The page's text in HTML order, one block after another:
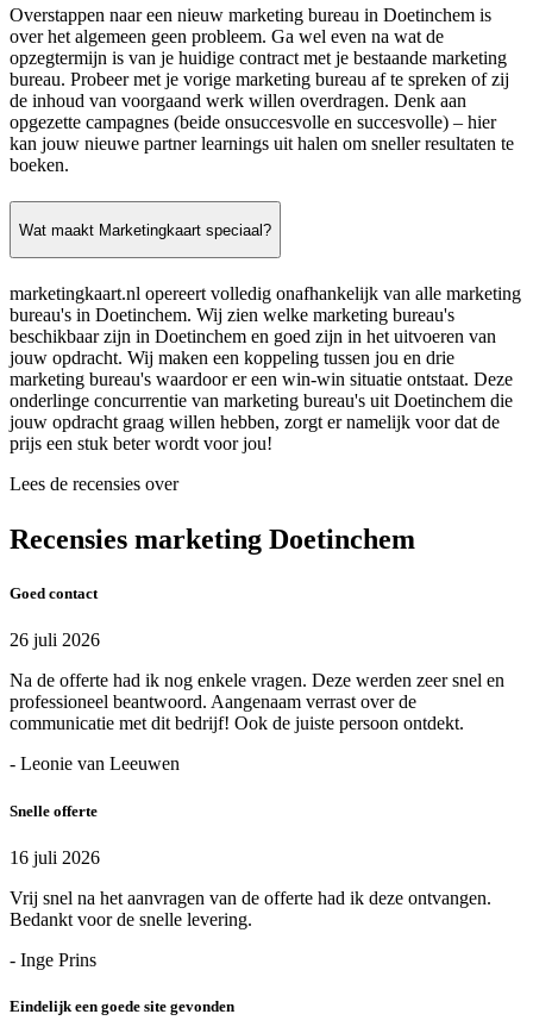
Overstappen naar een nieuw marketing bureau in Doetinchem is
over het algemeen geen probleem. Ga wel even na wat de
opzegtermijn is van je huidige contract met je bestaande marketing
bureau. Probeer met je vorige marketing bureau af te spreken of zij
de inhoud van voorgaand werk willen overdragen. Denk aan
opgezette campagnes (beide onsuccesvolle en succesvolle) – hier
kan jouw nieuwe partner learnings uit halen om sneller resultaten te
boeken.
Wat maakt Marketingkaart speciaal?
marketingkaart.nl opereert volledig onafhankelijk van alle marketing
bureau's in Doetinchem. Wij zien welke marketing bureau's
beschikbaar zijn in Doetinchem en goed zijn in het uitvoeren van
jouw opdracht. Wij maken een koppeling tussen jou en drie
marketing bureau's waardoor er een win-win situatie ontstaat. Deze
onderlinge concurrentie van marketing bureau's uit Doetinchem die
jouw opdracht graag willen hebben, zorgt er namelijk voor dat de
prijs een stuk beter wordt voor jou!
Lees de recensies over
Recensies marketing Doetinchem
Goed contact
26 juli 2026
Na de offerte had ik nog enkele vragen. Deze werden zeer snel en
professioneel beantwoord. Aangenaam verrast over de
communicatie met dit bedrijf! Ook de juiste persoon ontdekt.
- Leonie van Leeuwen
Snelle offerte
16 juli 2026
Vrij snel na het aanvragen van de offerte had ik deze ontvangen.
Bedankt voor de snelle levering.
- Inge Prins
Eindelijk een goede site gevonden